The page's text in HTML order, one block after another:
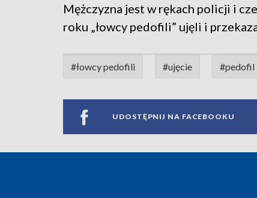
Mężczyzna jest w rękach policji i
roku „łowcy pedofili” ujęli i
#łowcy pedofili #ujęcie #pedofil
UDOSTĘPNIJ NA FACEBOOKU